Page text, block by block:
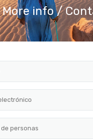
More info /